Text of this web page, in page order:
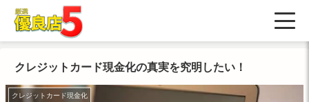
クレジットカード現金化の真実を究明したい！
クレジットカード現金化